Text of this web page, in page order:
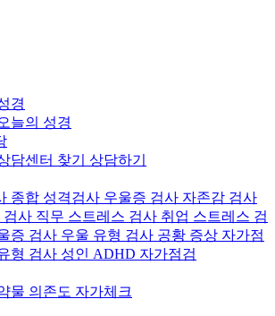
경
늘의 성경
담센터 찾기 상담하기
종합 성격검사 우울증 검사 자존감 검사
검사 직무 스트레스 검사 취업 스트레스 검
증 검사 우울 유형 검사 공황 증상 자가점
형 검사 성인 ADHD 자가점검
물 의존도 자가체크